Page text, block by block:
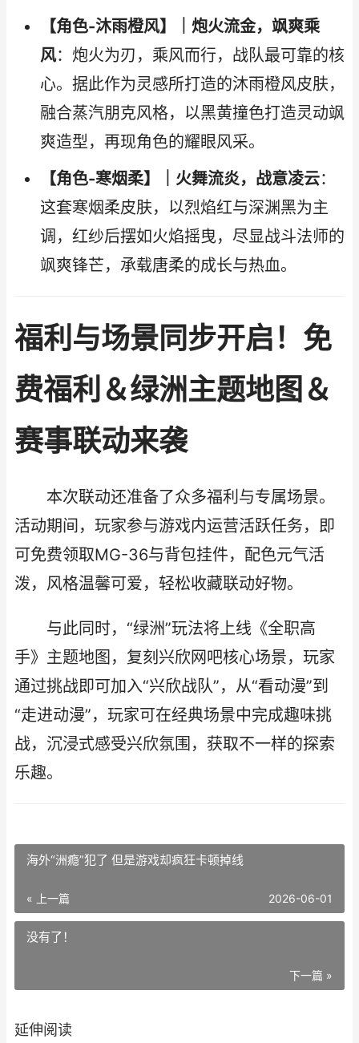
【角色-沐雨橙风】｜炮火流金，飒爽乘
风：炮火为刃，乘风而行，战队最可靠的核
心。据此作为灵感所打造的沐雨橙风皮肤，
融合蒸汽朋克风格，以黑黄撞色打造灵动飒
爽造型，再现角色的耀眼风采。
【角色-寒烟柔】｜火舞流炎，战意凌云：
这套寒烟柔皮肤，以烈焰红与深渊黑为主
调，红纱后摆如火焰摇曳，尽显战斗法师的
飒爽锋芒，承载唐柔的成长与热血。
福利与场景同步开启！免
费福利＆绿洲主题地图＆
赛事联动来袭
本次联动还准备了众多福利与专属场景。
活动期间，玩家参与游戏内运营活跃任务，即
可免费领取MG-36与背包挂件，配色元气活
泼，风格温馨可爱，轻松收藏联动好物。
与此同时，“绿洲”玩法将上线《全职高
手》主题地图，复刻兴欣网吧核心场景，玩家
通过挑战即可加入“兴欣战队”，从“看动漫”到
“走进动漫”，玩家可在经典场景中完成趣味挑
战，沉浸式感受兴欣氛围，获取不一样的探索
乐趣。
海外“洲瘾”犯了 但是游戏却疯狂卡顿掉线
« 上一篇 2026-06-01
没有了！
下一篇 »
延伸阅读